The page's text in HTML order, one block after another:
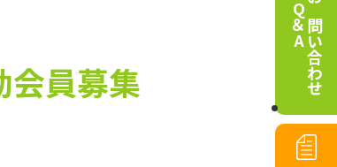
お問い合わせ
Q＆A
会員募集